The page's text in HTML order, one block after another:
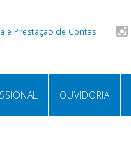
e Prestação de Contas
OUVIDORIA